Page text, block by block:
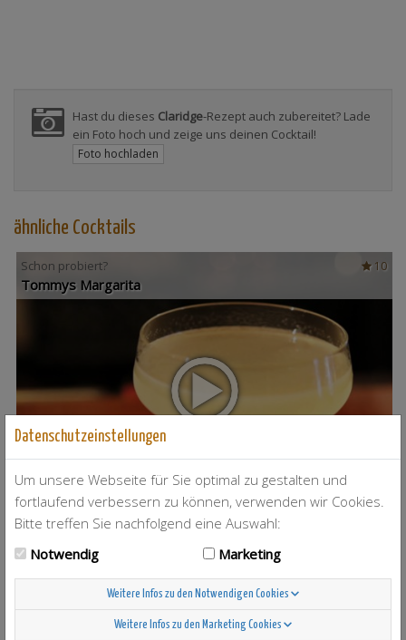
Hast du dieses Claridge-Rezept auch zubereitet? Lade
ein Foto hoch und zeige uns deinen Cocktail!
Foto hochladen
ähnliche Cocktails
10
Schon probiert?
Tommys Margarita
T-Berry
Datenschutzeinstellungen
Um unsere Webseite für Sie optimal zu gestalten und
fortlaufend verbessern zu können, verwenden wir Cookies.
Bitte treffen Sie nachfolgend eine Auswahl:
Notwendig
Marketing
Weitere Infos zu den Notwendigen Cookies
Weitere Infos zu den Marketing Cookies